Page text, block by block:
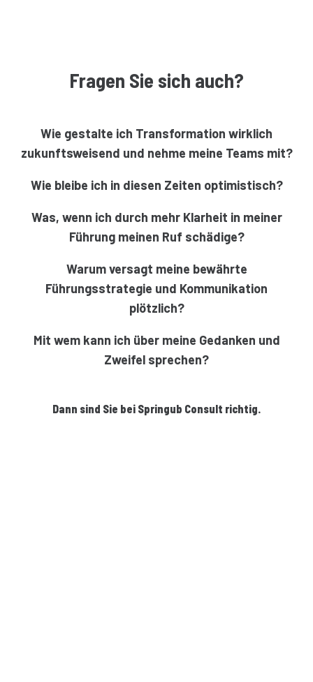
Fragen Sie sich auch?
Wie gestalte ich Transformation wirklich
zukunftsweisend und nehme meine Teams mit?
Wie bleibe ich in diesen Zeiten optimistisch?
Was, wenn ich durch mehr Klarheit in meiner
Führung meinen Ruf schädige?
Warum versagt meine bewährte
Führungsstrategie und Kommunikation
plötzlich?
Mit wem kann ich über meine Gedanken und
Zweifel sprechen?
Dann sind Sie bei Springub Consult richtig.